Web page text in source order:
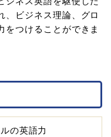
、ビジネス理論、グロ
をつけることができま
の英語力